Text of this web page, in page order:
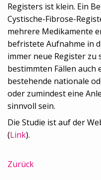
Registers ist klein. Ein
Cystische-Fibrose-
mehrere Medikamente
befristete Aufnahme in
immer neue Register zu
bestimmten Fällen
bestehende nationale
oder zumindest eine
sinnvoll sein.
Die Studie ist auf der
(Link).
Zurück